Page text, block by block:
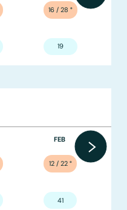
16 / 28 °
19
FEB
12 / 22°
41